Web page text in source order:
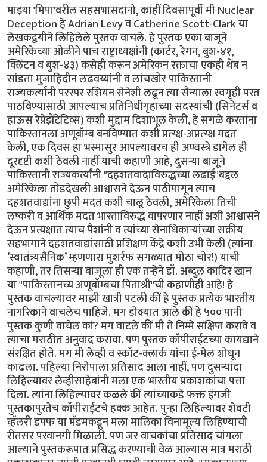
माझ्या 'मिपा'वरील सहसभासदांनो, कांहीं दिवसापूर्वी मी Nuclear
Deception हे Adrian Levy व Catherine Scott-Clark या
लेखकद्वयीने लिहिलेले पुस्तक वाचले. हे पुस्तक एका बाजूने
अमेरिकेच्या ओळीने पाच राष्ट्राध्यक्षांनी (कार्टर, रेगन, बुश-४१,
क्लिंटन व बुश-४३) कसेही करून अमेरिकन रक्ताचा एकही थेंब न
सांडता मुजाहिदीन लढवय्यांनी व लांचखोर पाकिस्तानी
राज्यकर्त्यांनी परस्पर रशियन सेनेशी लढून त्या सैन्याला स्वगृही परत
पाठविण्यासाठी आपल्याच प्रतिनिधीगृहाच्या सदस्यांची (सिनेटर्स व
हाऊस रेप्रेझेंटेटिव्स) कशी मुद्दाम दिशाभूल केली, हे सगळे करतांना
पाकिस्तानला अणूबॉम्ब बनविण्यात कशी प्रत्य्क्ष-अप्रत्य्क्ष मदत
केली, एक दिवस हा भस्मासुर आपल्यावरच ही अण्वस्त्रे डागेल ही
दूरदृष्टी कशी ठेवली नाहीं याची कहाणी आहे, दुसर्‍या बाजूने
पाकिस्तानी राज्यकर्त्यांनी "दहशतवादाविरुद्धच्या लढाई"बद्दल
अमेरिकेला तोडदेखली आश्वासने देऊन पाठीमागून त्याच
दहशतवाद्यांना छुपी मदत कशी चालू ठेवली, अमेरिकेला तिची
लष्करी व आर्थिक मदत भारताविरुद्ध वापरणार नाहीं अशी आश्वासने
देऊन प्रत्यक्षात त्याच पैशांनी व त्यांच्या सेनाधिकार्‍यांच्या सक्रीय
सहभागाने दहशतवाद्यांसाठी प्रशिक्षण केंद्रे कशी उभी केली (त्यांना
’स्वातंत्र्यसैनिक’ म्हणणारा मुशर्रफ सगळ्यात मोठा चोर!) याची
कहाणी, तर तिसर्‍या बाजूला ही एक तर्‍हेने डॉ. अब्दुल कादिर खान
या "पाकिस्तानच्य अणूबॉम्बचा पिताश्री"ची कहाणीही आहे! हे
पुस्तक वाचल्यावर माझी खात्री पटली कीं हे पुस्तक प्रत्येक भारतीय
नागरिकाने वाचलेच पाहिजे. मग डोक्यात आले कीं हे ५०० पानी
पुस्तक कुणी वाचेल कां? मग वाटले कीं मी ते निम्मे संक्षिप्त करावे व
त्याचा मराठीत अनुवाद करावा. पण पुस्तक कॉपीराईटच्या कायद्याने
संरक्षित होते. मग मी लेव्ही व स्कॉट-क्लार्क यांचा ई-मेल शोधून
काढला. पहिल्या निरोपाला प्रतिसाद आला नाहीं, पण दुसर्‍यांदा
लिहिल्यावर लेव्हीसाहेबांनी मला एक भारतीय प्रकाशकांचा पत्ता
दिला. त्यांना लिहिल्यावर कळले कीं त्यांच्याकडे फक्त इंगजी
पुस्तकापुरतेच कॉपीराईटचे हक्क आहेत. पुन्हा लिहिल्यावर शेवटी
व्हॅलरी डफ्फ या मॅडमकडून मला मालिका विनामूल्य लिहिण्याची
रीतसर परवानगी मिळाली. पण जर वाचकांचा प्रतिसाद चांगला
आल्याने पुस्तकरूपात प्रसिद्ध करण्याची वेळ आल्यास मात्र मराठी